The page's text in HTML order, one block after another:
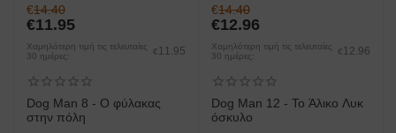
€14.40
€11.95
Χαμηλότερη τιμή τις τελευταίες
30 ημέρες:
€ 11.95
Dog Man 8 - Ο φύλακας
στην πόλη
€14.40
€12.96
Χαμηλότερη τιμή τις τελευταίες
30 ημέρες:
€ 12.96
Dog Man 12 - Το Άλικο Λυκ
όσκυλο